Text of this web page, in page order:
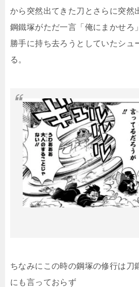
から突然出てきた刀とさらに突然
鋼鐵塚がただ一言「俺にまかせろ
勝手に持ち去ろうとしていたシュ
る。
ちなみにこの時の鋼塚の修行は刀
にも言っておらず